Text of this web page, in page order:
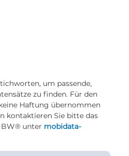
um passende,
zu finden. Für den
Haftung übernommen
kontaktieren Sie bitte das
BW® unter mobidata-